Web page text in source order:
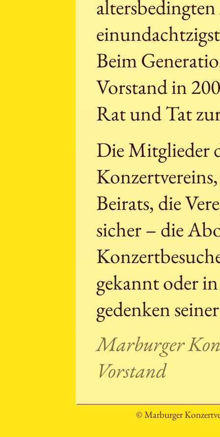
Beim
Vorstand in
Rat und Tat
Die Mitglieder
Beirats, die
sicher – die
gekannt oder
gedenken
Marburger
Vorstand
© Marburger